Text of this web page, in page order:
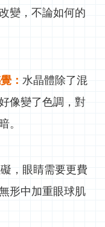
變，不論如何的
： 水晶體除了混
像變了色調，對
。
，眼睛需要更費
形中加重眼球肌